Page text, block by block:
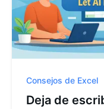
Consejos de Excel
Deja de